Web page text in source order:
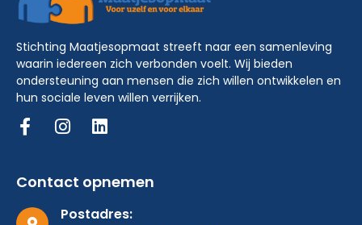
Stichting Maatjesopmaat streeft naar een samenleving
waarin iedereen zich verbonden voelt. Wij bieden
ondersteuning aan mensen die zich willen ontwikkelen en
hun sociale leven willen verrijken.
Contact opnemen
Postadres: